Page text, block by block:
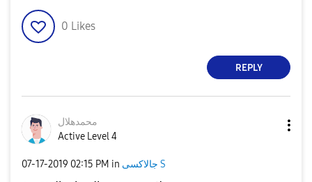
0 Likes
REPLY
محمدهلال
Active Level 4
‎07-17-2019 02:15 PM in جالاكسى S